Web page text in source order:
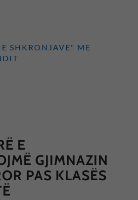
SHKRONJAVE" ME
E
GJIMNAZIN
PAS KLASËS